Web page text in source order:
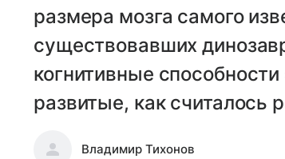
размера мозга самого
существовавших
когнитивные
развитые, как считалось
Владимир Тихонов